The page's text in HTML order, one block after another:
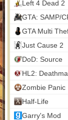
Left 4 Dead 2
GTA: SAMP/
GTA Multi
Just Cause 2
DoD: Source
HL2:
Zombie Panic
Half-Life
Garry's Mod